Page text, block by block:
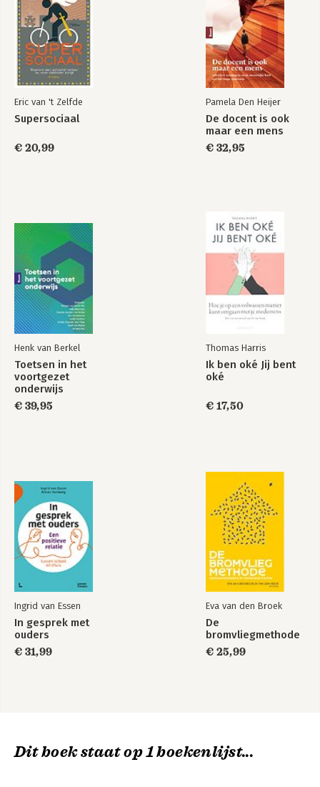
De essentie van
Code rood
16. Leidinggeven is leiding nemen 173
17. Opdracht 181
Tot slot 185
Epiloog 191
Eric van 't Zelfde
Supersociaal
€ 20,99
Pamela Den Heijer
De docent is ook
maar een mens
€ 32,95
Henk van Berkel
Toetsen in het
voortgezet
onderwijs
€ 39,95
Thomas Harris
Ik ben oké Jij bent
oké
€ 17,50
Ingrid van Essen
In gesprek met
ouders
€ 31,99
Eva van den Broek
De
bromvliegmethode
€ 25,99
Dit boek staat op 1 boekenlijst...